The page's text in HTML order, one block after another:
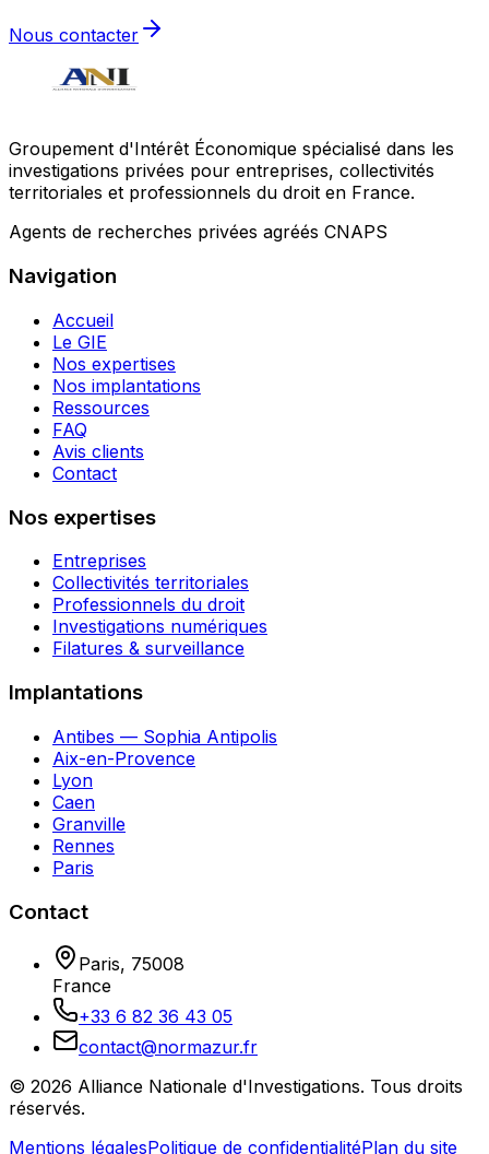
Nous contacter
Groupement d'Intérêt Économique spécialisé dans les
investigations privées pour entreprises, collectivités
territoriales et professionnels du droit en France.
Agents de recherches privées agréés CNAPS
Navigation
Accueil
Le GIE
Nos expertises
Nos implantations
Ressources
FAQ
Avis clients
Contact
Nos expertises
Entreprises
Collectivités territoriales
Professionnels du droit
Investigations numériques
Filatures & surveillance
Implantations
Antibes — Sophia Antipolis
Aix-en-Provence
Lyon
Caen
Granville
Rennes
Paris
Contact
Paris, 75008
France
+33 6 82 36 43 05
contact@normazur.fr
© 2026 Alliance Nationale d'Investigations. Tous droits
réservés.
Mentions légalesPolitique de confidentialitéPlan du site